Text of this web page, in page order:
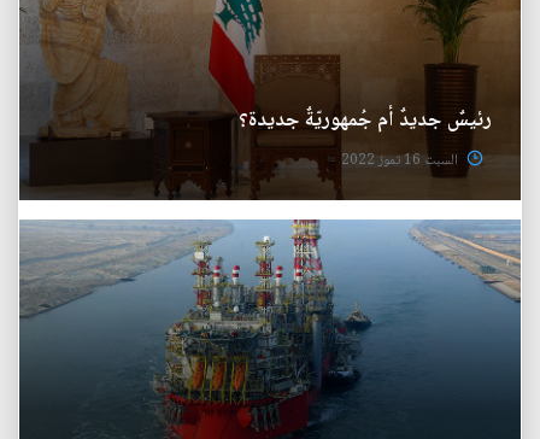
رئيسٌ جديدٌ أم جُمهوريّةٌ جديدة؟
السبت 16 تموز 2022